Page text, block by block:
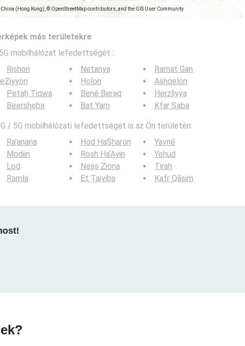
(Hong Kong), © OpenStreetMap contributors, and the GIS User Community
más területekre
mobilhálózat lefedettségét :
Rishon
Petaẖ Tiqwa
Beersheba
Netanya
H̱olon
Bené Beraq
Bat Yam
Ramat Gan
Ashqelon
Herzliyya
Kfar Saba
/ 5G mobilhálózati lefedettséget is az Ön területén:
Ra'anana
Modiin
Lod
Ramla
Hod HaSharon
Rosh Ha‘Ayin
Ness Ziona
Eṭ Ṭaiyiba
Yavné
Yehud
Tirah
Kafr Qāsim